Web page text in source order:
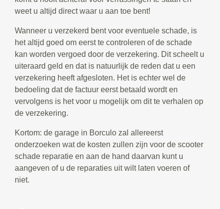
weet u altijd direct waar u aan toe bent!
Wanneer u verzekerd bent voor eventuele schade, is
het altijd goed om eerst te controleren of de schade
kan worden vergoed door de verzekering. Dit scheelt u
uiteraard geld en dat is natuurlijk de reden dat u een
verzekering heeft afgesloten. Het is echter wel de
bedoeling dat de factuur eerst betaald wordt en
vervolgens is het voor u mogelijk om dit te verhalen op
de verzekering.
Kortom: de garage in Borculo zal allereerst
onderzoeken wat de kosten zullen zijn voor de scooter
schade reparatie en aan de hand daarvan kunt u
aangeven of u de reparaties uit wilt laten voeren of
niet.